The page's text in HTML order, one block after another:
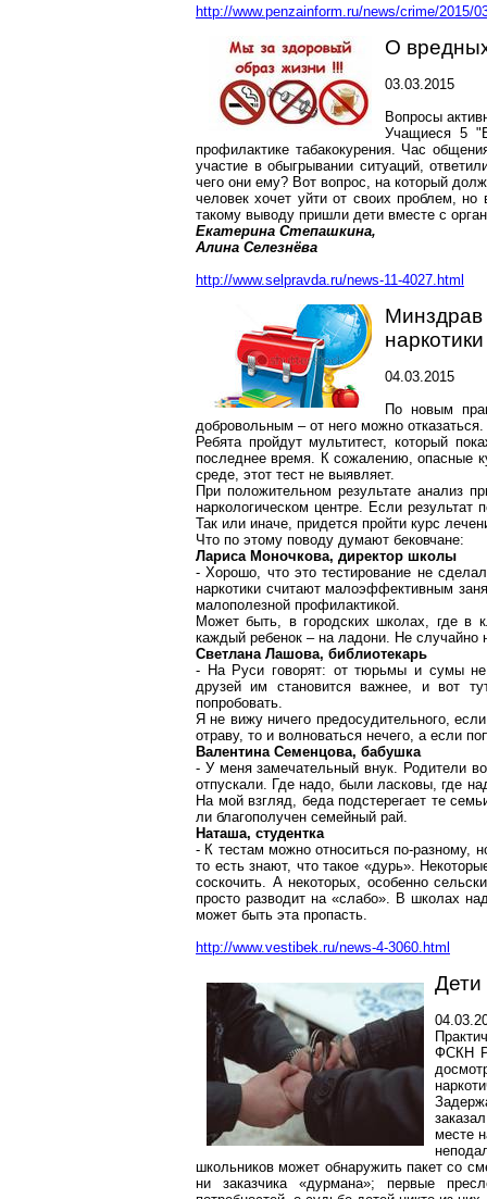
http://www.penzainform.ru/news/crime/2015/
О
03.03.2015
Вопросы
Учащиеся 5
профилактике табакокурения. Час
участие в обыгрывании ситуаций,
чего они ему? Вот вопрос, на который
человек хочет уйти от своих проблем,
такому выводу пришли дети вместе с
Екатерина Степашкина,
Алина Селезнёва
http://www.selpravda.ru/news-11-4027.html
наркотики
04.03.2015
По новым
добровольным – от него можно
Ребята пройдут мультитест, который
последнее время. К сожалению, опасные
среде, этот тест не выявляет.
При положительном результате анализ
наркологическом центре. Если
Так или иначе, придется пройти курс
Что по этому поводу думают бековчане:
Лариса Моночкова, директор школы
- Хорошо, что это тестирование не
наркотики считают малоэффективным
малополезной профилактикой.
Может быть, в городских школах, где в
каждый ребенок – на ладони. Не случайно
Светлана Лашова, библиотекарь
- На Руси говорят: от тюрьмы и сумы не
друзей им становится важнее, и вот
попробовать.
Я не вижу ничего предосудительного,
отраву, то и волноваться нечего, а если
Валентина Семенцова, бабушка
- У меня замечательный внук. Родители
отпускали. Где надо, были ласковы, где
На мой взгляд, беда подстерегает те
ли благополучен семейный рай.
Наташа, студентка
- К тестам можно относиться по-разному,
то есть знают, что такое «дурь».
соскочить. А некоторых, особенно
просто разводит на «слабо». В школах
может быть эта пропасть.
http://www.vestibek.ru/news-4-3060.html
Дети
ФСКН
месте
школьников может обнаружить пакет со
ни заказчика «дурмана»; первые